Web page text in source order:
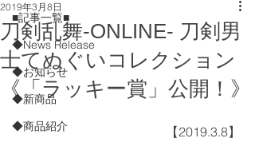
■記事一覧■
◆News Release
◆お知らせ
◆新商品
◆商品紹介
刀剣乱舞-ONLINE- 刀剣男
士てぬぐいコレクション
《「ラッキー賞」公開！》
2019年3月8日
【2019.3.8】